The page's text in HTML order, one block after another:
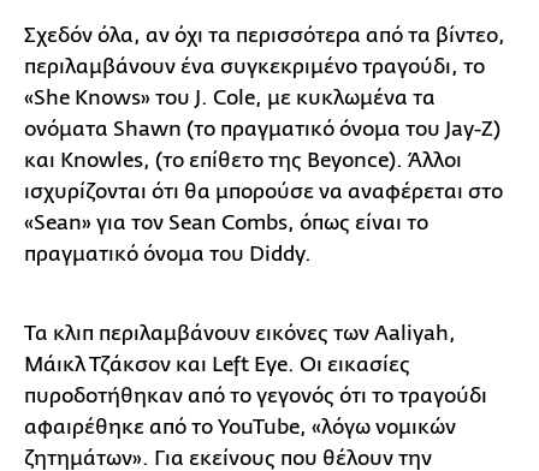
Σχεδόν όλα, αν όχι τα περισσότερα από τα βίντεο,
περιλαμβάνουν ένα συγκεκριμένο τραγούδι, το
«She Knows» του J. Cole, με κυκλωμένα τα
ονόματα Shawn (το πραγματικό όνομα του Jay-Z)
και Knowles, (το επίθετο της Beyonce). Άλλοι
ισχυρίζονται ότι θα μπορούσε να αναφέρεται στο
«Sean» για τον Sean Combs, όπως είναι το
πραγματικό όνομα του Diddy.
Τα κλιπ περιλαμβάνουν εικόνες των Aaliyah,
Μάικλ Τζάκσον και Left Eye. Οι εικασίες
πυροδοτήθηκαν από το γεγονός ότι το τραγούδι
αφαιρέθηκε από το YouTube, «λόγω νομικών
ζητημάτων». Για εκείνους που θέλουν την